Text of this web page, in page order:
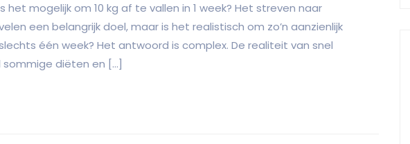
het mogelijk om 10 kg af te vallen in 1 week? Het streven naar
een belangrijk doel, maar is het realistisch om zo’n aanzienlijk
één week? Het antwoord is complex. De realiteit van snel
sommige diëten en […]